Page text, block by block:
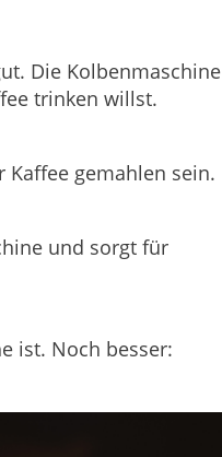
Die Kolbenmaschine
trinken willst.
Kaffee gemahlen sein.
und sorgt für
ist. Noch besser: